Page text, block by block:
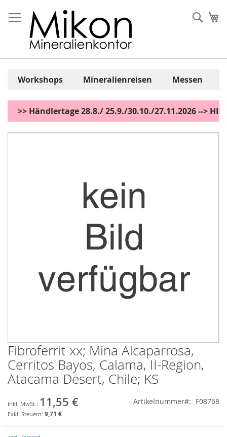
Inhalt
springen
Workshops Mineralienreisen Messen
>> Händlertage 28.8./ 25.9./30.10./27.11.2026 -->
Zum
Zum
Anfang
der
Bildgalerie
Fibroferrit xx; Mina Alcaparrosa,
Cerritos Bayos, Calama, II-Region,
Atacama Desert, Chile; KS
11,55 €
9,71 €
Artikelnummer F08768